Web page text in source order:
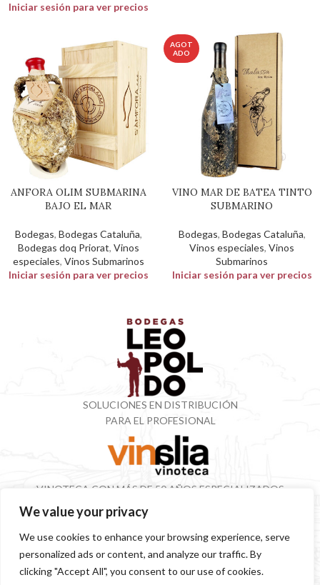
We value your privacy
We use cookies to enhance your browsing experience, serve
personalized ads or content, and analyze our traffic. By
clicking "Accept All", you consent to our use of cookies.
Iniciar sesión para ver precios
ANFORA OLIM SUBMARINA
BAJO EL MAR
Bodegas, Bodegas Cataluña,
Bodegas doq Priorat, Vinos
especiales, Vinos Submarinos
Iniciar sesión para ver precios
AGOT
ADO
VINO MAR DE BATEA TINTO
SUBMARINO
Bodegas, Bodegas Cataluña,
Vinos especiales, Vinos
Submarinos
Iniciar sesión para ver precios
SOLUCIONES EN DISTRIBUCIÓN
PARA EL PROFESIONAL
VINOTECA CON MÁS DE 50 AÑOS ESPECIALIZADOS
EN VINOS Y DESTILADOS
SITEMAPPOLÍTICA PRIVACIDADAVISO LEGALSOSTENIBILIDAD